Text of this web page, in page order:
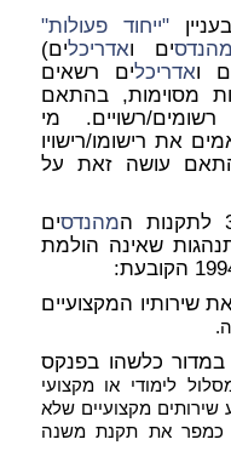
"ייחוד פעולות"
מהנדסים ואדריכלים)
ואדריכלים רשאים
מסוימות, בהתאם
רשויים. מי
את רישומו/רישויו
עושה זאת על
מהנדסים
שאינה הולמת
שירותיו המקצועיים
כלשהו בפנקס
לימודי או מקצועי
שירותים מקצועיים שלא
כמפר את תקנת משנה